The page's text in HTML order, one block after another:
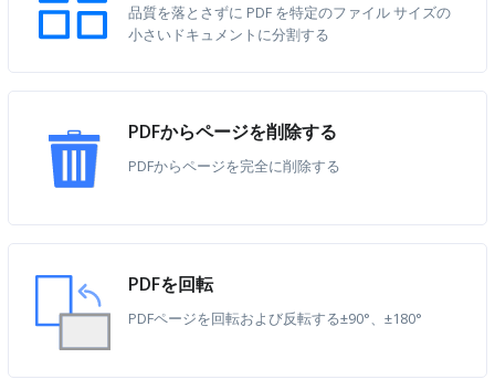
品質を落とさずに PDF を特定のファイル サイズの
小さいドキュメントに分割する
PDFからページを削除する
PDFからページを完全に削除する
PDFを回転
PDFページを回転および反転する±90°、±180°